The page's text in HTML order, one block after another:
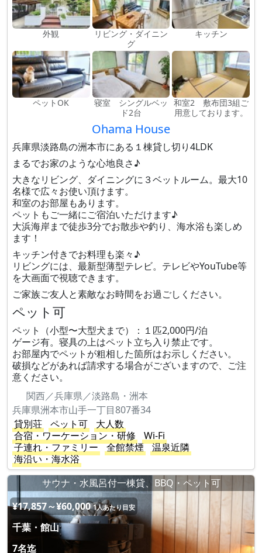
外観
リビング・ダイニン
グ
キッチン
ペットOK
寝室 シングルベッ
ド2台
和室2 敷布団3組ご
用意しております。
Ohama House
兵庫県淡路島の洲本市にある１棟貸し切り4LDK
まるでお家のような心地良さ♪
大きなリビング、ダイニングに３ベットルーム。最大10
名様で広々お使い頂けます。
和室のお部屋もあります。
ペットもご一緒にご宿泊いただけます♪
大浜海岸まで徒歩3分でお散歩や釣り、海水浴も楽しめ
ます！
キッチン付きでお料理も楽々♪
リビングには、最新型薄型テレビ。テレビやYouTube等
を大画面で視聴できます。
ご家族ご友人と素敵なお時間をお過ごしください。
ペット可
ペット（小型〜大型犬まで）：１匹2,000円/泊
ゲージ有。寝具の上はペット立ち入り禁止です。
お部屋内でペットが粗相した箇所はお示しください。
破損などがあれば請求する場合がございますので、ご注
意ください。
関西／兵庫県／淡路島・洲本
兵庫県洲本市山手一丁目807番34
貸別荘
ペット可
大人数
合宿・ワーケーション・研修
Wi-Fi
子連れ・ファミリー
全館禁煙
温泉近隣
海沿い・海水浴
サウナ・水風呂付一棟貸、BBQ・ペット可
¥17,857～¥60,000 1人あたり目安
千葉・館山
7名迄